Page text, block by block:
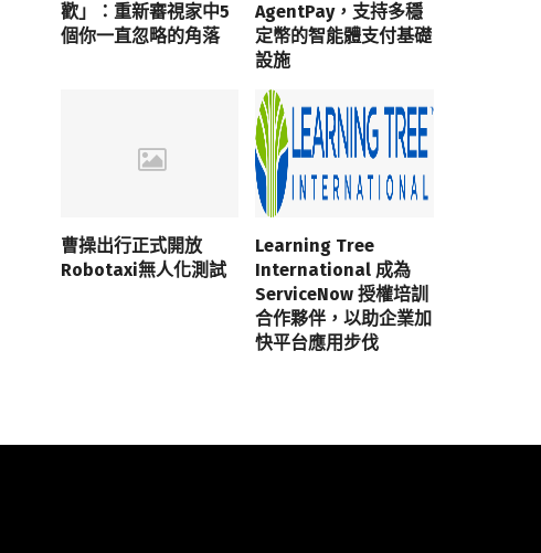
歡」：重新審視家中5
個你一直忽略的角落
AgentPay，支持多穩
定幣的智能體支付基礎
設施
曹操出行正式開放
Robotaxi無人化測試
Learning Tree
International 成為
ServiceNow 授權培訓
合作夥伴，以助企業加
快平台應用步伐